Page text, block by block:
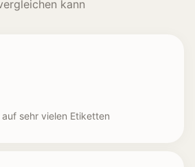
kann
sehr vielen Etiketten